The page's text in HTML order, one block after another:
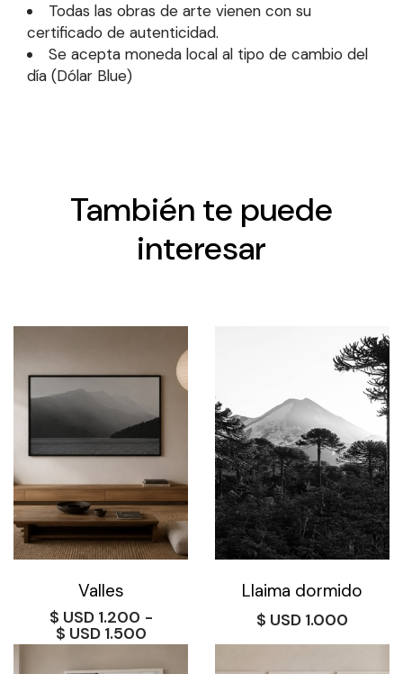
Todas las obras de arte vienen con su
certificado de autenticidad.
Se acepta moneda local al tipo de cambio del
día (Dólar Blue)
También te puede
interesar
Valles
$ 1.200 -
$ 1.500Rango
de
precios:
Llaima dormido
$ 1.000